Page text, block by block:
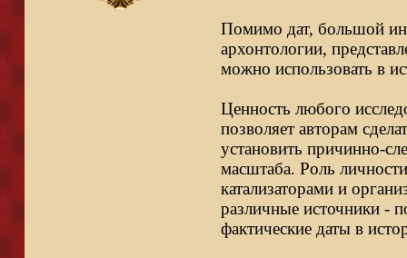
Помимо дат, большой
архонтологии,
можно использовать в
Ценность любого
позволяет авторам
установить причинно-
масштаба. Роль
катализаторами и
различные источники -
фактические даты в